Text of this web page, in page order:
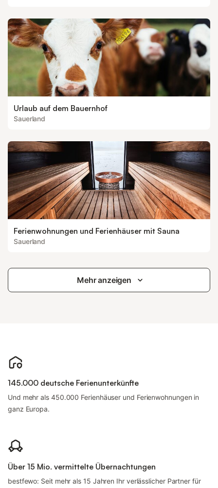
Urlaub auf dem Bauernhof
Sauerland
Ferienwohnungen und Ferienhäuser mit Sauna
Sauerland
Mehr anzeigen
145.000 deutsche Ferienunterkünfte
Und mehr als 450.000 Ferienhäuser und Ferienwohnungen in
ganz Europa.
Über 15 Mio. vermittelte Übernachtungen
bestfewo: Seit mehr als 15 Jahren Ihr verlässlicher Partner für